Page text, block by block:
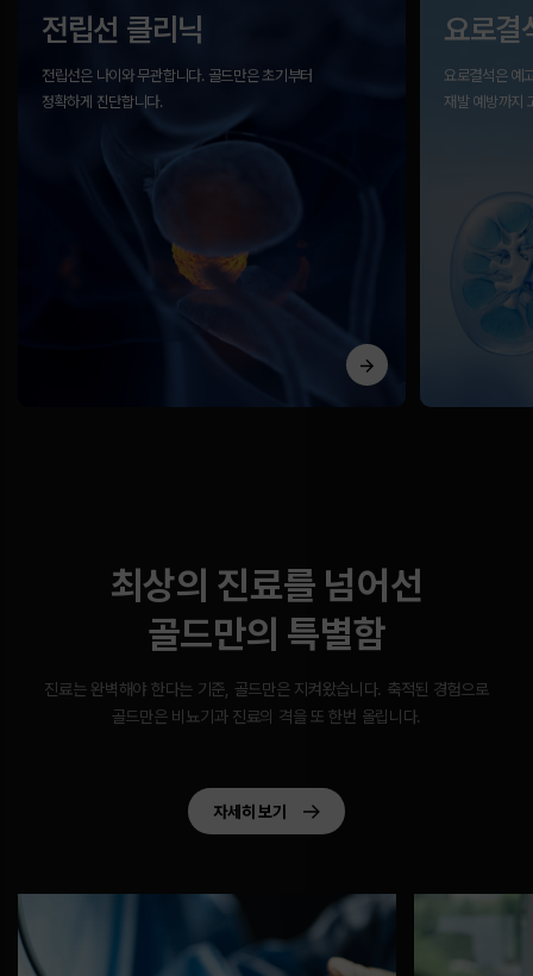
전립선 클리닉
전립선은 나이와 무관합니다. 골드만은 초기부터
정확하게 진단합니다.
요로결
요로결석은 예
재발 예방까지
최상의 진료를 넘어선
골드만의 특별함
진료는 완벽해야 한다는 기준, 골드만은 지켜왔습니다. 축적된 경험으로
골드만은 비뇨기과 진료의 격을 또 한번 올립니다.
자세히 보기